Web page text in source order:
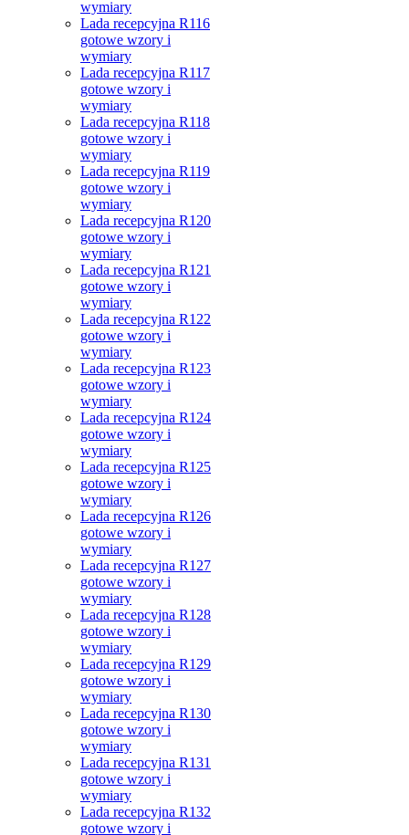
wymiary
Lada recepcyjna R116
gotowe wzory i
wymiary
Lada recepcyjna R117
gotowe wzory i
wymiary
Lada recepcyjna R118
gotowe wzory i
wymiary
Lada recepcyjna R119
gotowe wzory i
wymiary
Lada recepcyjna R120
gotowe wzory i
wymiary
Lada recepcyjna R121
gotowe wzory i
wymiary
Lada recepcyjna R122
gotowe wzory i
wymiary
Lada recepcyjna R123
gotowe wzory i
wymiary
Lada recepcyjna R124
gotowe wzory i
wymiary
Lada recepcyjna R125
gotowe wzory i
wymiary
Lada recepcyjna R126
gotowe wzory i
wymiary
Lada recepcyjna R127
gotowe wzory i
wymiary
Lada recepcyjna R128
gotowe wzory i
wymiary
Lada recepcyjna R129
gotowe wzory i
wymiary
Lada recepcyjna R130
gotowe wzory i
wymiary
Lada recepcyjna R131
gotowe wzory i
wymiary
Lada recepcyjna R132
gotowe wzory i